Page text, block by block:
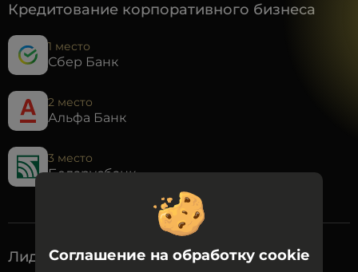
Соглашение на обработку cookie
Кредитование корпоративного бизнеса
1 место
Сбер Банк
2 место
Альфа Банк
3 место
Беларусбанк
Лидер розничного кредитования